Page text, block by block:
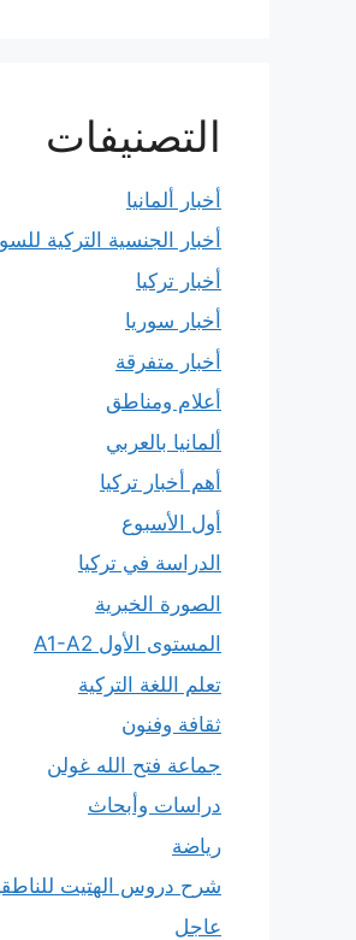
التصنيفات
أخبار ألمانيا
أخبار الجنسية التركية
أخبار تركيا
أخبار سوريا
أخبار متفرقة
أعلام ومناطق
ألمانيا بالعربي
أهم أخبار تركيا
أول الأسبوع
الدراسة في تركيا
الصورة الخبرية
المستوى الأول A1-A2
تعلم اللغة التركية
ثقافة وفنون
جماعة فتح الله غولن
دراسات وأبحاث
رياضة
شرح دروس الهتيت
عاجل